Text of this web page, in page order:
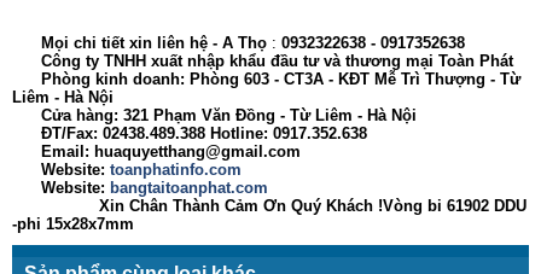
Mọi chi tiết xin liên hệ - A Thọ : 0932322638 - 0917352638
Công ty TNHH xuất nhập khẩu đầu tư và thương mại Toàn Phát
Phòng kinh doanh: Phòng 603 - CT3A - KĐT Mễ Trì Thượng - Từ
Liêm - Hà Nội
Cửa hàng: 321 Phạm Văn Đồng - Từ Liêm - Hà Nội
ĐT/Fax: 02438.489.388 Hotline: 0917.352.638
Email: huaquyetthang@gmail.com
Website: toanphatinfo.com
Website: bangtaitoanphat.com
Xin Chân Thành Cảm Ơn Quý Khách !Vòng bi 61902 DDU
-phi 15x28x7mm